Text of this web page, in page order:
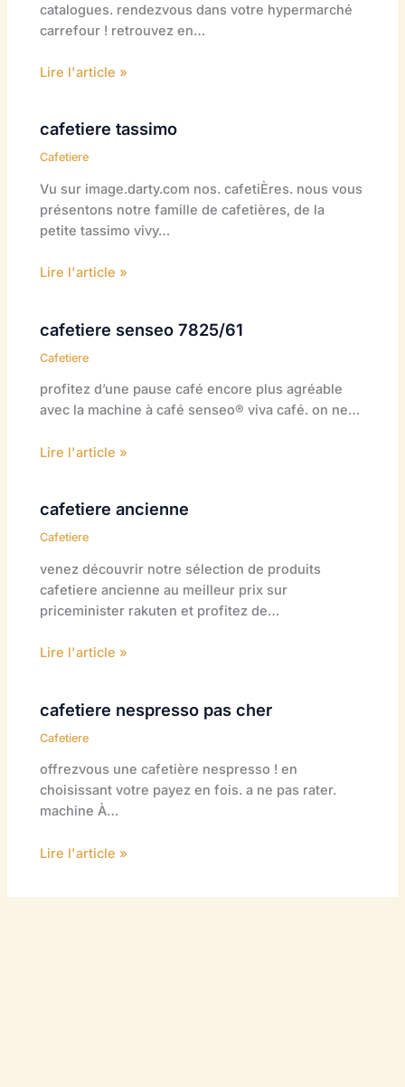
catalogues. rendezvous dans votre hypermarché
carrefour ! retrouvez en…
Lire l'article »
cafetiere tassimo
Cafetiere
Vu sur image.darty.com nos. cafetiÈres. nous vous
présentons notre famille de cafetières, de la
petite tassimo vivy…
Lire l'article »
cafetiere senseo 7825/61
Cafetiere
profitez d’une pause café encore plus agréable
avec la machine à café senseo® viva café. on ne…
Lire l'article »
cafetiere ancienne
Cafetiere
venez découvrir notre sélection de produits
cafetiere ancienne au meilleur prix sur
priceminister rakuten et profitez de…
Lire l'article »
cafetiere nespresso pas cher
Cafetiere
offrezvous une cafetière nespresso ! en
choisissant votre payez en fois. a ne pas rater.
machine À…
Lire l'article »